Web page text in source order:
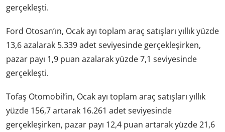
gerçekleşti.
Ford Otosan’ın, Ocak ayı toplam araç satışları yıllık yüzde
13,6 azalarak 5.339 adet seviyesinde gerçekleşirken,
pazar payı 1,9 puan azalarak yüzde 7,1 seviyesinde
gerçekleşti.
Tofaş Otomobil’in, Ocak ayı toplam araç satışları yıllık
yüzde 156,7 artarak 16.261 adet seviyesinde
gerçekleşirken, pazar payı 12,4 puan artarak yüzde 21,6